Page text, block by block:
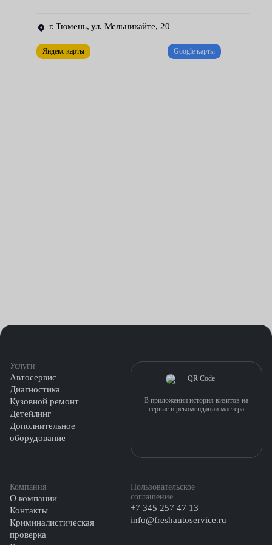
г. Тюмень, ул. Мельникайте, 20
Яндекс карты Google карты
Услуги
Автосервис
Диагностика
Кузовной ремонт
Детейлинг
Дополнительное
оборудование
Компания
О компании
Контакты
Криминалистическая
проверка
Пользовательское
соглашение
+7 345 257 47 13
info@freshautoservice.ru
В приложении история визитов на
сервис и рекомендации мастера